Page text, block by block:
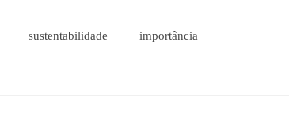
sustentabilidade importância